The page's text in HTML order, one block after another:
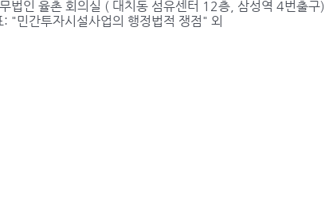
법인 율촌 회의실 ( 대치동 섬유센터 12층, 삼성역 4번출구)
: "민간투자시설사업의 행정법적 쟁점" 외